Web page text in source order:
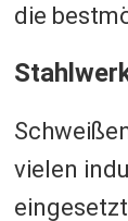
die
vielen